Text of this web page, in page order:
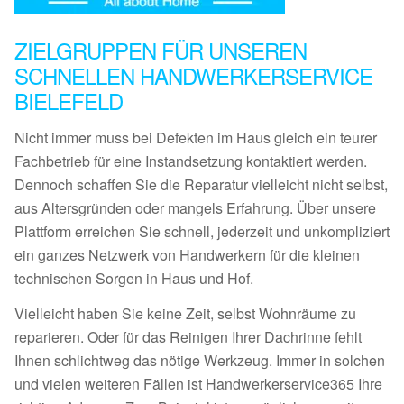
ZIELGRUPPEN FÜR UNSEREN
SCHNELLEN HANDWERKERSERVICE
BIELEFELD
Nicht immer muss bei Defekten im Haus gleich ein teurer
Fachbetrieb für eine Instandsetzung kontaktiert werden.
Dennoch schaffen Sie die Reparatur vielleicht nicht selbst,
aus Altersgründen oder mangels Erfahrung. Über unsere
Plattform erreichen Sie schnell, jederzeit und unkompliziert
ein ganzes Netzwerk von Handwerkern für die kleinen
technischen Sorgen in Haus und Hof.
Vielleicht haben Sie keine Zeit, selbst Wohnräume zu
reparieren. Oder für das Reinigen Ihrer Dachrinne fehlt
Ihnen schlichtweg das nötige Werkzeug. Immer in solchen
und vielen weiteren Fällen ist Handwerkerservice365 Ihre